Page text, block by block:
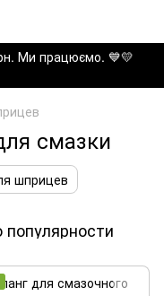
Ми працюємо. ​💙💛
смазки
шприцев
популярности